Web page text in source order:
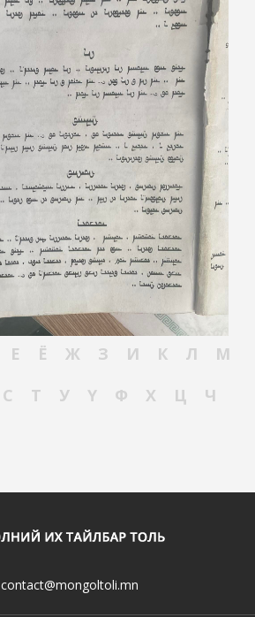
Е Ё Ж З И К Л
М
С Т У Ү Ф Х Ц
Ч
contact@mongoltoli.mn